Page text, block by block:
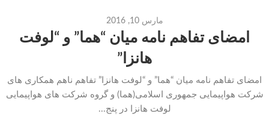
مارس 10, 2016
امضای تفاهم نامه میان “هما” و “لوفت
هانزا”
امضای تفاهم نامه میان “هما” و “لوفت هانزا” تفاهم ناهم همکاری های
شرکت هواپیمایی جمهوری اسلامی(هما) و گروه شرکت های هواپیمایی
لوفت هانزا در پنج...